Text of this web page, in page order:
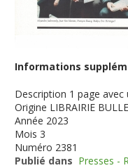
Informations
Description 1 page avec
Origine LIBRAIRIE BULLE
Année 2023
Mois 3
Numéro 2381
Publié dans Presses -